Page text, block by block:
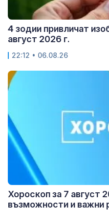
4 зодии привличат
август 2026 г.
22:12 • 06.08.26
Хороскоп за 7 август
възможности и важни